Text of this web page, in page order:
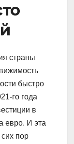
страны
быстро
го года
в
евро. И эта
пор